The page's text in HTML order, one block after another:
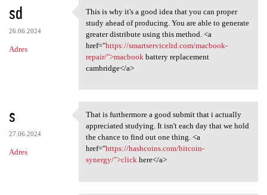
sd
26.06.2024
Adres
This is why it's a good idea
This is why it's a good idea that you can proper
study ahead of producing. You are able to generate
greater distribute using this method. <a
href="https://smartserviceltd.com/macbook-
repair/">macbook battery replacement
cambridge</a>
s
27.06.2024
Adres
That is furthermore a good
That is furthermore a good submit that i actually
appreciated studying. It isn't each day that we hold
the chance to find out one thing. <a
href="https://hashcoins.com/bitcoin-
synergy/">clickhere</a>